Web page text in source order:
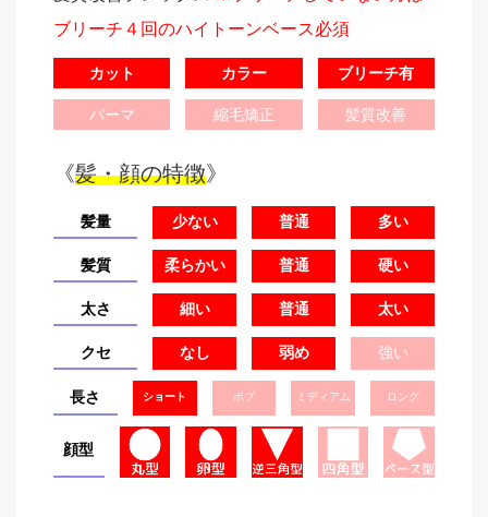
ブリーチ４回のハイトーンベース必須
カット カラー ブリーチ有
パーマ 縮毛矯正 髪質改善
《髪・顔の特徴》
髪量 少ない 普通 多い
髪質 柔らかい 普通 硬い
太さ 細い 普通 太い
クセ なし 弱め 強い
長さ ショート ボブ ミディアム ロング
顔型